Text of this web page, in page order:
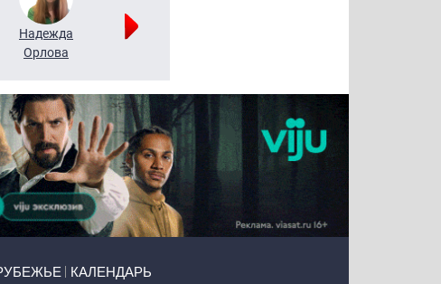
Надежда
Орлова
КАЛЕНДАРЬ